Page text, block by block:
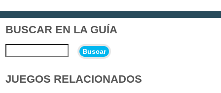
BUSCAR EN LA GUÍA
Buscar
JUEGOS RELACIONADOS